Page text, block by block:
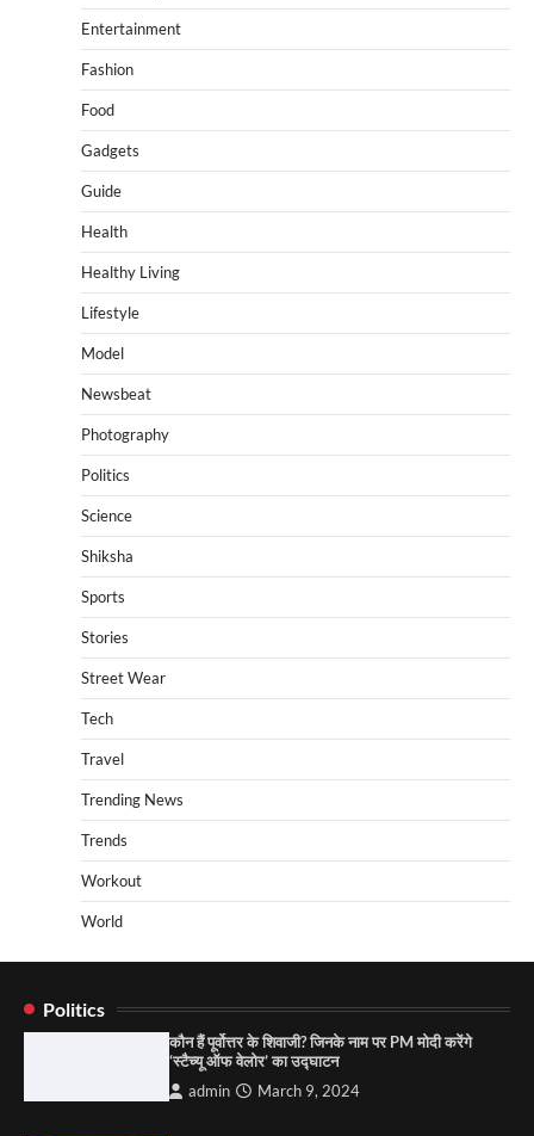
Entertainment
Fashion
Food
Gadgets
Guide
Health
Healthy Living
Lifestyle
Model
Newsbeat
Photography
Politics
Science
Shiksha
Sports
Stories
Street Wear
Tech
Travel
Trending News
Trends
Workout
World
Politics
कौन हैं पूर्वोत्तर के शिवाजी? जिनके नाम पर PM मोदी करेंगे
‘स्टैच्यू ऑफ वेलोर’ का उद्घाटन
admin March 9, 2024